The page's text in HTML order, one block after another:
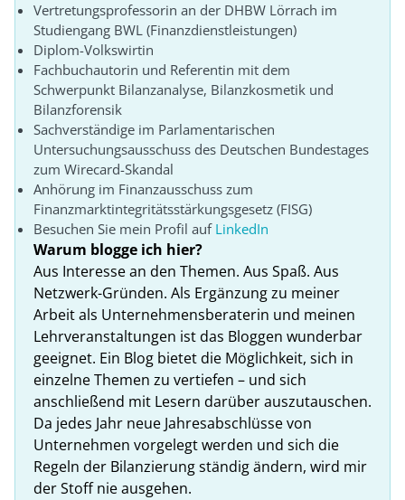
Vertretungsprofessorin an der DHBW Lörrach im
Studiengang BWL (Finanzdienstleistungen)
Diplom-Volkswirtin
Fachbuchautorin und Referentin mit dem
Schwerpunkt Bilanzanalyse, Bilanzkosmetik und
Bilanzforensik
Sachverständige im Parlamentarischen
Untersuchungsausschuss des Deutschen Bundestages
zum Wirecard-Skandal
Anhörung im Finanzausschuss zum
Finanzmarktintegritätsstärkungsgesetz (FISG)
Besuchen Sie mein Profil auf LinkedIn
Warum blogge ich hier?
Aus Interesse an den Themen. Aus Spaß. Aus
Netzwerk-Gründen. Als Ergänzung zu meiner
Arbeit als Unternehmensberaterin und meinen
Lehrveranstaltungen ist das Bloggen wunderbar
geeignet. Ein Blog bietet die Möglichkeit, sich in
einzelne Themen zu vertiefen – und sich
anschließend mit Lesern darüber auszutauschen.
Da jedes Jahr neue Jahresabschlüsse von
Unternehmen vorgelegt werden und sich die
Regeln der Bilanzierung ständig ändern, wird mir
der Stoff nie ausgehen.